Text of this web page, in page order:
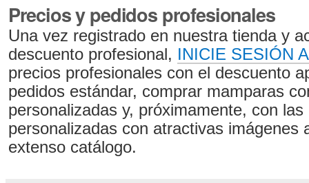
Precios y pedidos profesionales
Una vez registrado en nuestra tienda y
descuento profesional, INICIE SESIÓN
precios profesionales con el descuento
pedidos estándar, comprar mamparas
personalizadas y, próximamente, con
personalizadas con atractivas imágenes
extenso catálogo.